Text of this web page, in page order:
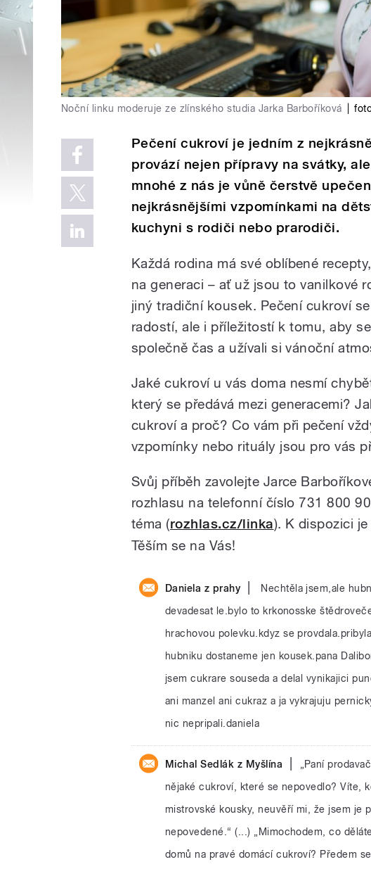
Noční linku moderuje ze zlínského studia Jarka Barboříková
Pečení cukroví je jedním z
provází nejen přípravy na svátky,
mnohé z nás je vůně čerstvě
nejkrásnějšími vzpomínkami na
kuchyni s rodiči nebo prarodiči.
Každá rodina má své oblíbené
na generaci – ať už jsou to vanilkové
jiný tradiční kousek. Pečení cukroví
radostí, ale i příležitostí k tomu, aby
společně čas a užívali si vánoční
Jaké cukroví u vás doma nesmí
který se předává mezi generacemi?
cukroví a proč? Co vám při pečení
vzpomínky nebo rituály jsou pro vás
Svůj příběh zavolejte Jarce
rozhlasu na telefonní číslo 731 800
téma (rozhlas.cz/linka). K dispozici
Těším se na Vás!
Daniela z prahy
Nechtěla jsem,ale
devadesat le.bylo to krkonosske
hrachovou polevku.kdyz se
hubniku dostaneme jen kousek.pana
jsem cukrare souseda a delal vynikajici
ani manzel ani cukraz a ja vykrajuju
nic nepripali.daniela
Michal Sedlák z Myšlína
„Paní
nějaké cukroví, které se nepovedlo? Víte,
mistrovské kousky, neuvěří mi, že jsem je
nepovedené.“ (...) „Mimochodem, co
domů na pravé domácí cukroví? Předem